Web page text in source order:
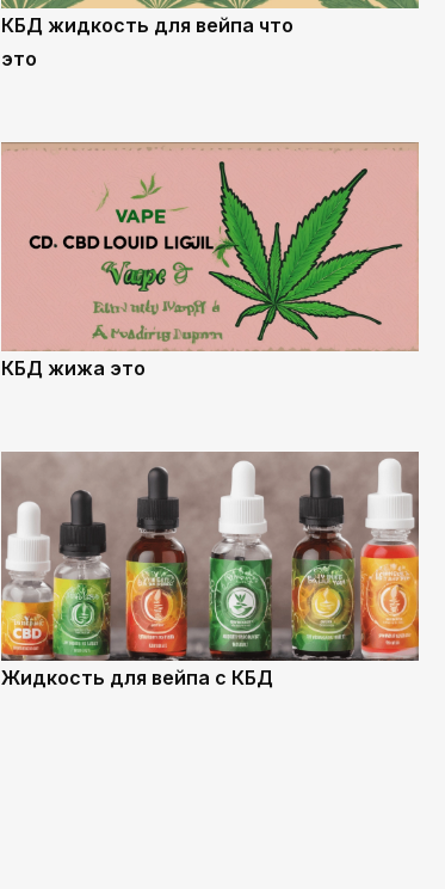
КБД жидкость для вейпа что
это
КБД жижа это
Жидкость для вейпа с КБД